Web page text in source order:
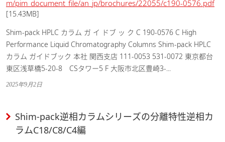
m/pim_document_file/an_jp/brochures/22055/c190-0576.pdf
[15.43MB]
Shim-pack HPLC カラム ガ イ ドブ ッ ク C 190-0576 C High
Performance Liquid Chromatography Columns Shim-pack HPLC
カラム ガイドブック 本社 関西支店 111-0053 531-0072 東京都台
東区浅草橋5-20-8 CSタワー5 F 大阪市北区豊崎3-...
2025年9月2日
Shim-pack逆相カラムシリーズの分離特性逆相カ
ラムC18/C8/C4編